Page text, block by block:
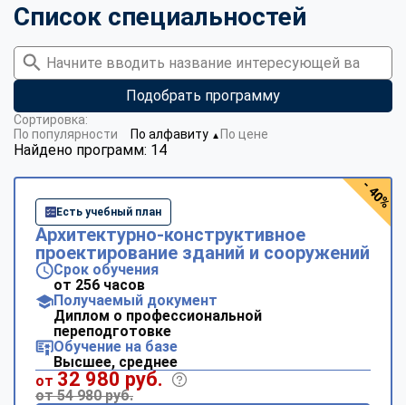
Список специальностей
Подобрать программу
Найдено программ: 14
Сортировка:
По популярности
По алфавиту ▼ По цене
Есть учебный план
Архитектурно-конструктивное
проектирование зданий и сооружений
Срок обучения
от 256 часов
Получаемый документ
Диплом о профессиональной
переподготовке
Обучение на базе
Высшее, среднее
от 32 980 руб.
от 54 980 руб.
- 40%